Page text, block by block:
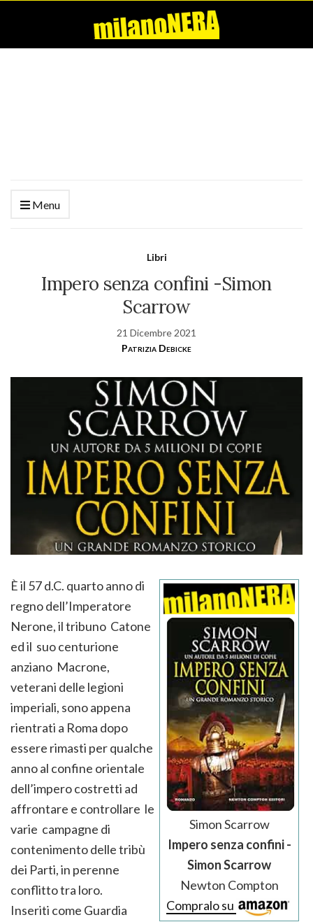
Menu
Libri
Impero senza confini -Simon
Scarrow
21 Dicembre 2021
Patrizia Debicke
Simon Scarrow
Impero senza confini -
Simon Scarrow
Newton Compton
Compralo su
È il 57 d.C. quarto anno di
regno dell’Imperatore
Nerone, il tribuno Catone
ed il suo centurione
anziano Macrone,
veterani delle legioni
imperiali, sono appena
rientrati a Roma dopo
essere rimasti per qualche
anno al confine orientale
dell’impero costretti ad
affrontare e controllare le
varie campagne di
contenimento delle tribù
dei Parti, in perenne
conflitto tra loro.
Inseriti come Guardia